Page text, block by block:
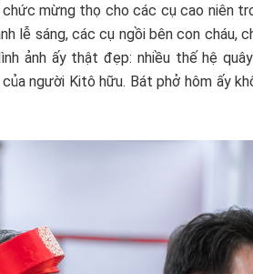
mừng thọ cho các cụ cao niên
lễ sáng, các cụ ngồi bên con cháu,
ảnh ấy thật đẹp: nhiều thế hệ
người Kitô hữu. Bát phở hôm ấy